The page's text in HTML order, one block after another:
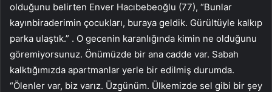
olduğunu belirten Enver Hacıbebeoğlu (77), “Bunlar
kayınbiraderimin çocukları, buraya geldik. Gürültüyle kalkıp
parka ulaştık.” . O gecenin karanlığında kimin ne olduğunu
göremiyorsunuz. Önümüzde bir ana cadde var. Sabah
kalktığımızda apartmanlar yerle bir edilmiş durumda.
“Ölenler var, biz varız. Üzgünüm. Ülkemizde sel gibi bir şey